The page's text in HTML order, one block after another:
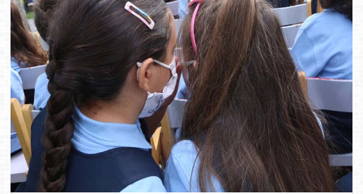
Εμβολιασμούς
Παιδιών
και
Εφήβων
2024